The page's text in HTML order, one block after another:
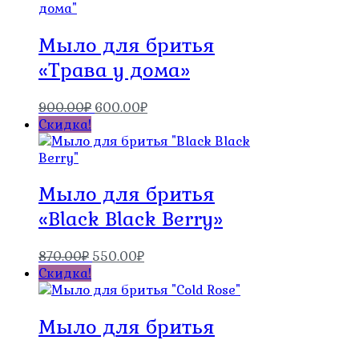
Мыло для бритья
«Трава у дома»
900.00₽ Первоначальная
составляла
600.00₽Текущая
600.00₽.
Скидка!
Мыло для бритья
«Black Black Berry»
870.00₽ Первоначальная
составляла
550.00₽Текущая
550.00₽.
Скидка!
Мыло для бритья